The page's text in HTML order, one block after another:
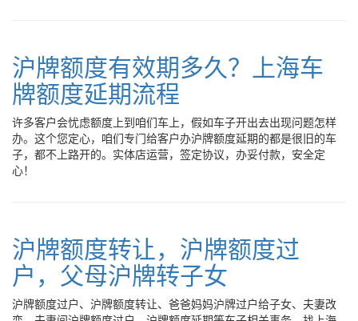
沪牌额度有效期多久？上海车
牌额度延期流程
许多客户会忧虑额度上到咱们车上，假如车子开出去出现问题怎样
办。这个您定心，咱们专门给客户办沪牌额度延期的都是很旧的车
子，都不上路开的。实体店运营，签定协议，办妥付款，安全定
心！
沪牌额度转让，沪牌额度过
户，父母沪牌转子女
沪牌额度过户、沪牌额度转让、爸爸妈妈沪牌过户给子女、夫妻改